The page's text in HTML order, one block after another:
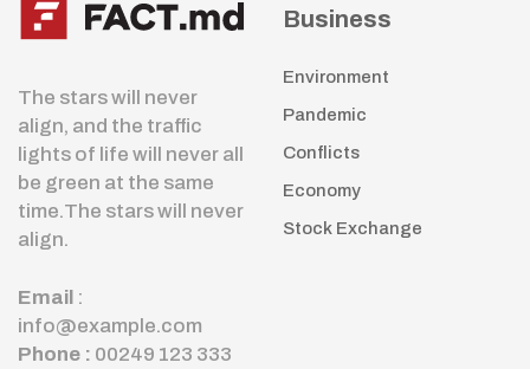
The stars will never
align, and the traffic
lights of life will never all
be green at the same
time.The stars will never
align.
Email :
info@example.com
Phone : 00249 123 333
Business
Environment
Pandemic
Conflicts
Economy
Stock Exchange